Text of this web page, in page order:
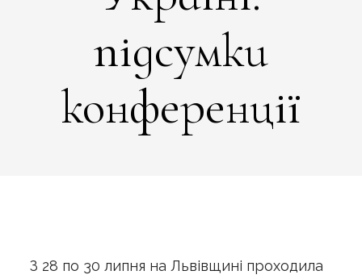
підсумки
конференції
З 28 по 30 липня на Львівщині проходила